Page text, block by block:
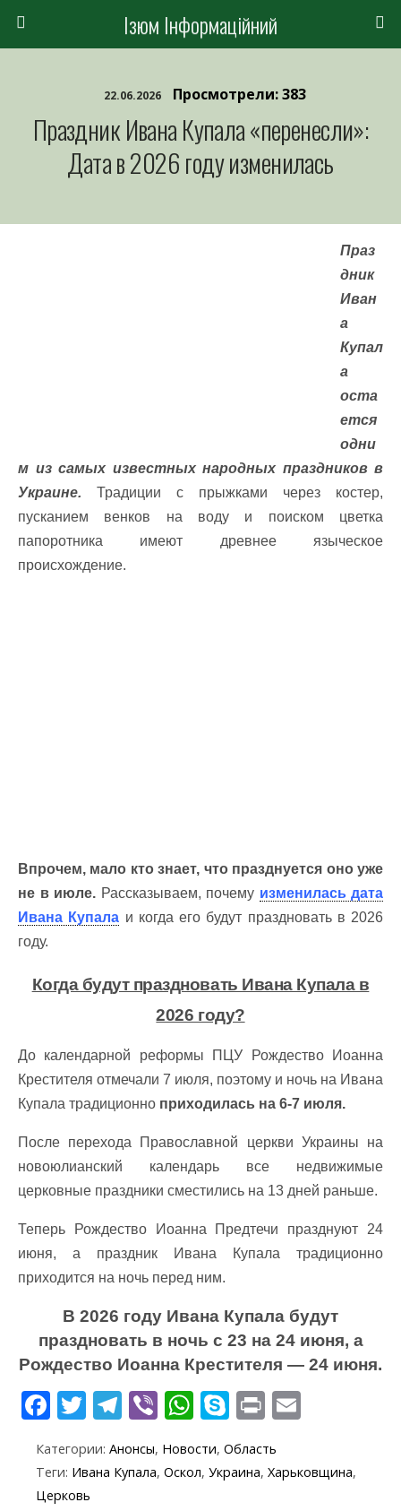
Ізюм Інформаційний
22.06.2026 Просмотрели: 383
Праздник Ивана Купала «перенесли»:
Дата в 2026 году изменилась
Праз
дник
Иван
а
Купал
а
оста
ется
одни
м из самых известных народных праздников в
Украине. Традиции с прыжками через костер,
пусканием венков на воду и поиском цветка
папоротника имеют древнее языческое
происхождение.
Впрочем, мало кто знает, что празднуется оно уже
не в июле. Рассказываем, почему изменилась дата
Ивана Купала и когда его будут праздновать в 2026
году.
Когда будут праздновать Ивана Купала в
2026 году?
До календарной реформы ПЦУ Рождество Иоанна
Крестителя отмечали 7 июля, поэтому и ночь на Ивана
Купала традиционно приходилась на 6-7 июля.
После перехода Православной церкви Украины на
новоюлианский календарь все недвижимые
церковные праздники сместились на 13 дней раньше.
Теперь Рождество Иоанна Предтечи празднуют 24
июня, а праздник Ивана Купала традиционно
приходится на ночь перед ним.
В 2026 году Ивана Купала будут
праздновать в ночь с 23 на 24 июня, а
Рождество Иоанна Крестителя — 24 июня.
F
e
b
T
itt
er
T
e
gr
Vi
er
W
at
s
S
k
y
Pr
t ai
Категории: Анонсы, Новости, Область
Теги: Ивана Купала, Оскол, Украина, Харьковщина,
Церковь